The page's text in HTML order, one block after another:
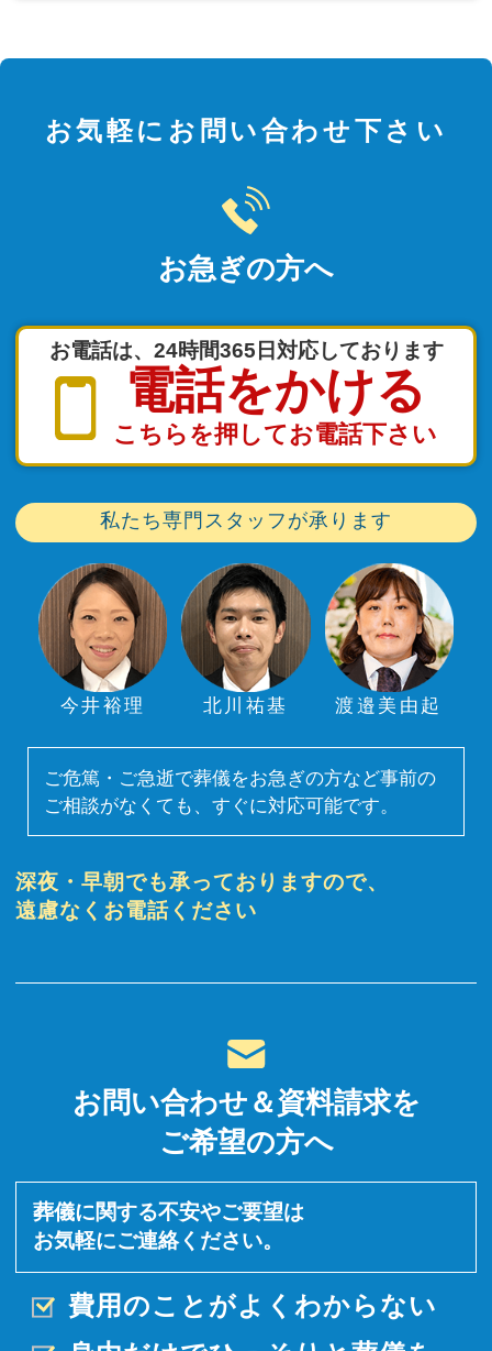
お気軽にお問い合わせ下さい
お急ぎの方へ
お電話は、24時間365日対応しております
電話をかける
こちらを押してお電話下さい
私たち専門スタッフが承ります
今井裕理 北川祐基 渡邉美由起
ご危篤・ご急逝で葬儀をお急ぎの方など事前の
ご相談がなくても、すぐに対応可能です。
深夜・早朝でも承っておりますので、
遠慮なくお電話ください
お問い合わせ＆資料請求を
ご希望の方へ
葬儀に関する不安やご要望は
お気軽にご連絡ください。
費用のことがよくわからない